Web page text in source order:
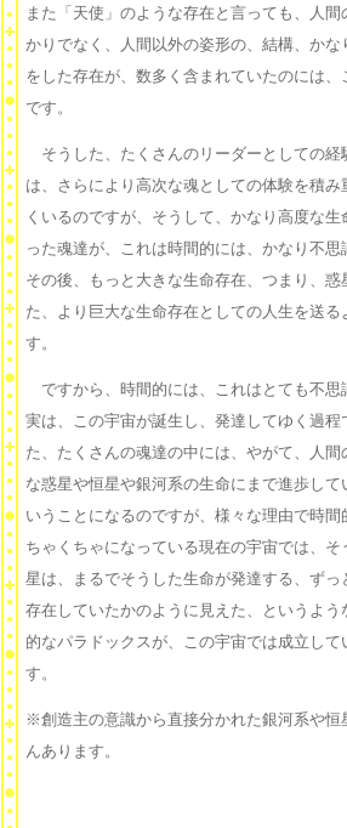
また「天使」のような存在と言っても、人
かりでなく、人間以外の姿形の、結構、か
をした存在が、数多く含まれていたのには
です。
そうした、たくさんのリーダーとしての経
は、さらにより高次な魂としての体験を積
くいるのですが、そうして、かなり高度な
った魂達が、これは時間的には、かなり不思
その後、もっと大きな生命存在、つまり、惑
た、より巨大な生命存在としての人生を送
す。
ですから、時間的には、これはとても不思
実は、この宇宙が誕生し、発達してゆく過程
た、たくさんの魂達の中には、やがて、人
な惑星や恒星や銀河系の生命にまで進歩して
いうことになるのですが、様々な理由で時
ちゃくちゃになっている現在の宇宙では、
星は、まるでそうした生命が発達する、ずっ
存在していたかのように見えた、というよう
的なパラドックスが、この宇宙では成立し
す。
※創造主の意識から直接分かれた銀河系や恒
んあります。